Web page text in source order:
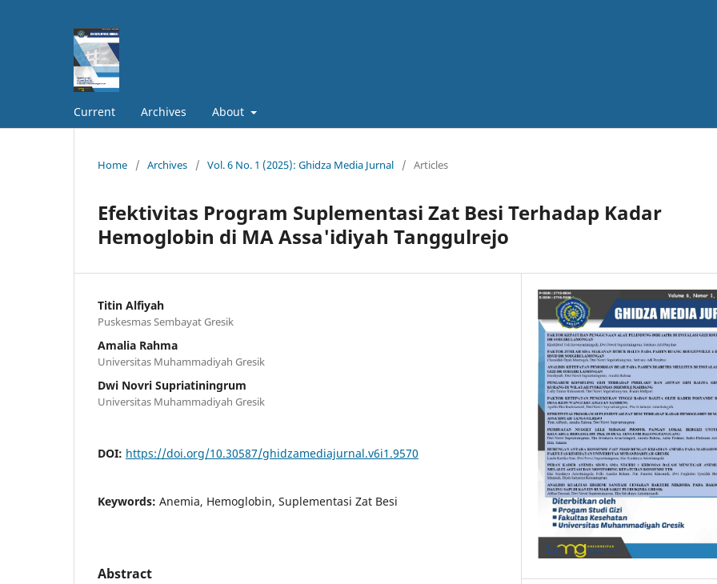
Current Archives About
Home / Archives / Vol. 6 No. 1 (2025): Ghidza Media Jurnal / Articles
Efektivitas Program Suplementasi Zat Besi Terhadap Kadar
Hemoglobin di MA Assa'idiyah Tanggulrejo
Titin Alfiyah
Puskesmas Sembayat Gresik
Amalia Rahma
Universitas Muhammadiyah Gresik
Dwi Novri Supriatiningrum
Universitas Muhammadiyah Gresik
DOI: https://doi.org/10.30587/ghidzamediajurnal.v6i1.9570
Keywords: Anemia, Hemoglobin, Suplementasi Zat Besi
Abstract